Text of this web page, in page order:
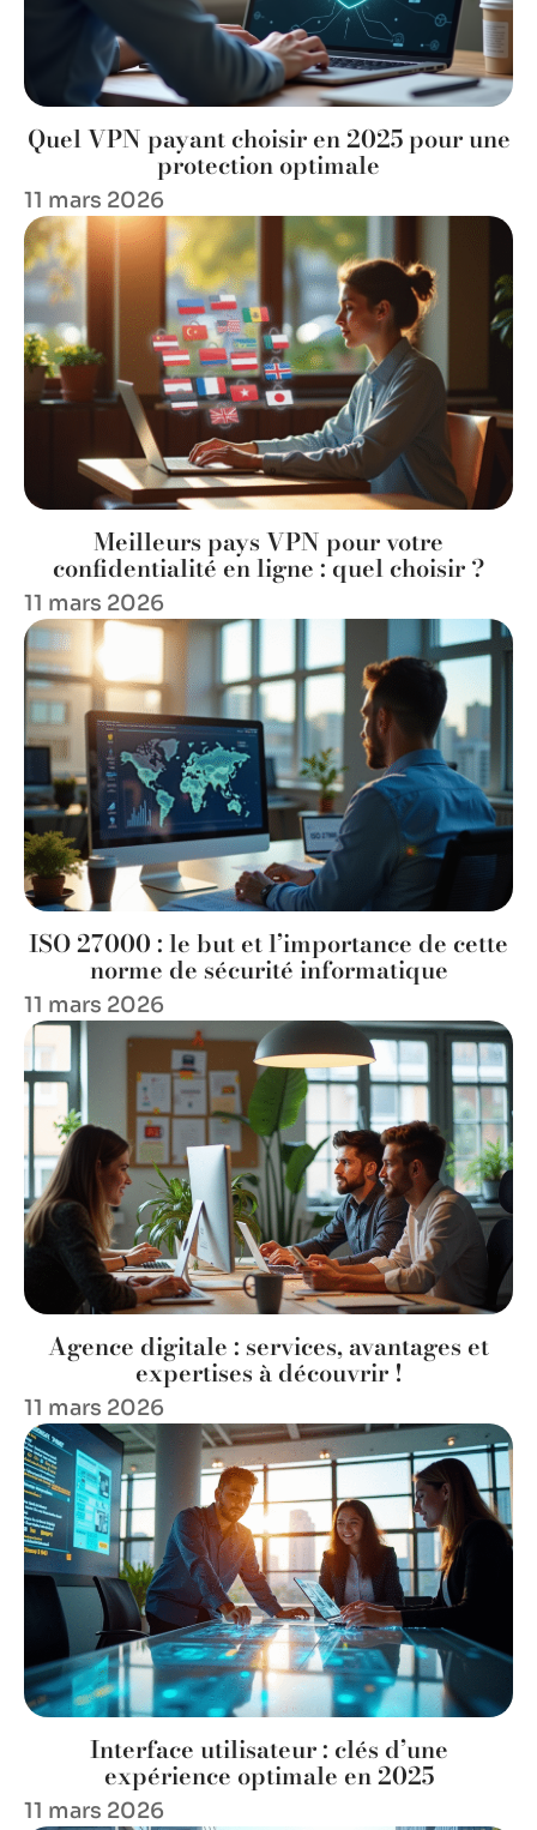
Quel VPN payant choisir en 2025 pour une
protection optimale
11 mars 2026
Meilleurs pays VPN pour votre
confidentialité en ligne : quel choisir ?
11 mars 2026
ISO 27000 : le but et l’importance de cette
norme de sécurité informatique
11 mars 2026
Agence digitale : services, avantages et
expertises à découvrir !
11 mars 2026
Interface utilisateur : clés d’une
expérience optimale en 2025
11 mars 2026